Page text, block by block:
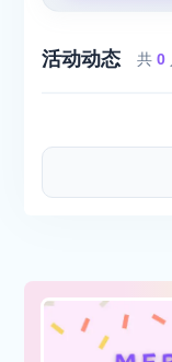
活动动态 共0